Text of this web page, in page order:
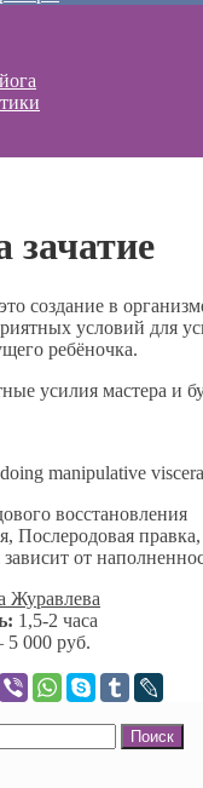
зачатие
создание в
условий для
ребёночка.
усилия мастера и
manipulative
восстановления
Послеродовая
от
Журавлева
1,5-2 часа
000 руб.